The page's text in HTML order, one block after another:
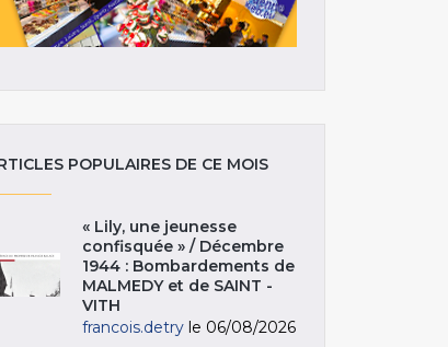
POPULAIRES DE CE MOIS
« Lily, une jeunesse
confisquée » / Décembre
1944 : Bombardements de
MALMEDY et de SAINT -
VITH
francois.detry le 06/08/2026